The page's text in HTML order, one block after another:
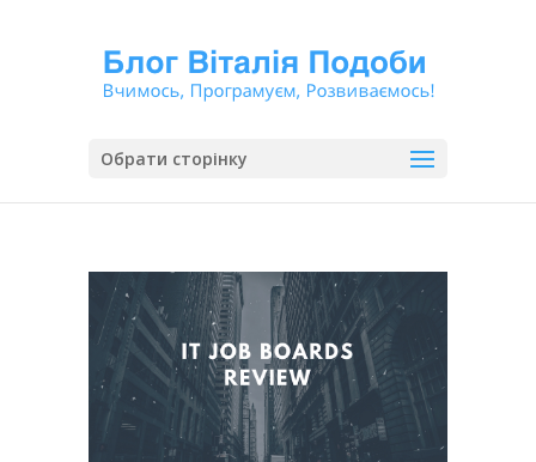
Обрати сторінку